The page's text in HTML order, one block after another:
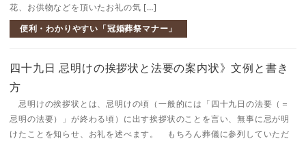
花、お供物などを頂いたお礼の気 […]
便利・わかりやすい「冠婚葬祭マナー」
四十九日 忌明けの挨拶状と法要の案内状》文例と書き
方
忌明けの挨拶状とは、忌明けの頃（一般的には「四十九日の法要（＝
忌明の法要）」が終わる頃）に出す挨拶状のことを言い、無事に忌が明
けたことを知らせ、お礼を述べます。 もちろん葬儀に参列していただ